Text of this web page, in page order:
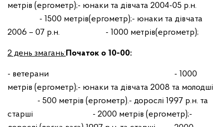
метрів (ергометр);- юнаки та дівчата 2004-05 р.н.
- 1500 метрів(ергометр);- юнаки та дівчата
2006 – 07 р.н. - 1000 метрів(ергометр);
2 день змагань:Початок о 10-00:
- ветерани - 1000
метрів (ергометр);- юнаки та дівчата 2008 та молодші
- 500 метрів (ергометр).- дорослі 1997 р.н. та
старші - 2000 метрів (ергометр);-